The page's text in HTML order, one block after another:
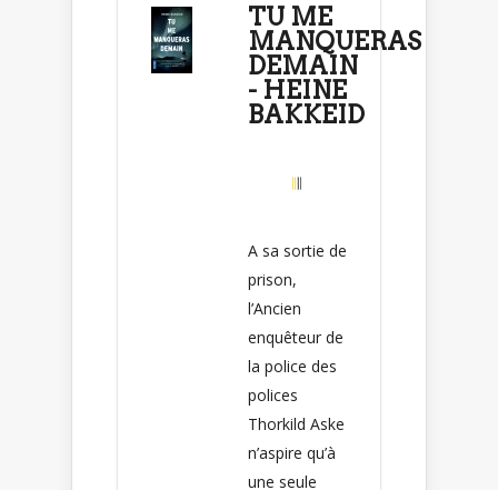
TU ME
MANQUERAS
DEMAIN
- HEINE
BAKKEID
A sa sortie de
prison,
l’Ancien
enquêteur de
la police des
polices
Thorkild Aske
n’aspire qu’à
une seule